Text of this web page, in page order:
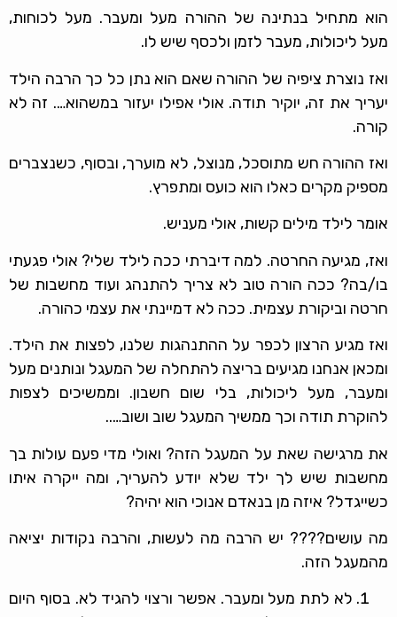
הוא מתחיל בנתינה של ההורה מעל ומעבר. מעל לכוחות,
מעל ליכולות, מעבר לזמן ולכסף שיש לו.
ואז נוצרת ציפיה של ההורה שאם הוא נתן כל כך הרבה הילד
יעריך את זה, יוקיר תודה. אולי אפילו יעזור במשהוא…. זה לא
קורה.
ואז ההורה חש מתוסכל, מנוצל, לא מוערך, ובסוף, כשנצברים
מספיק מקרים כאלו הוא כועס ומתפרץ.
אומר לילד מילים קשות, אולי מעניש.
ואז, מגיעה החרטה. למה דיברתי ככה לילד שלי? אולי פגעתי
בו/בה? ככה הורה טוב לא צריך להתנהג ועוד מחשבות של
חרטה וביקורת עצמית. ככה לא דמיינתי את עצמי כהורה.
ואז מגיע הרצון לכפר על ההתנהגות שלנו, לפצות את הילד.
ומכאן אנחנו מגיעים בריצה להתחלה של המעגל ונותנים מעל
ומעבר, מעל ליכולות, בלי שום חשבון. וממשיכים לצפות
להוקרת תודה וכך ממשיך המעגל שוב ושוב…..
את מרגישה שאת על המעגל הזה? ואולי מדי פעם עולות בך
מחשבות שיש לך ילד שלא יודע להעריך, ומה ייקרה איתו
כשייגדל? איזה מן בנאדם אנוכי הוא יהיה?
מה עושים???? יש הרבה מה לעשות, והרבה נקודות יציאה
מהמעגל הזה.
לא לתת מעל ומעבר. אפשר ורצוי להגיד לא. בסוף היום